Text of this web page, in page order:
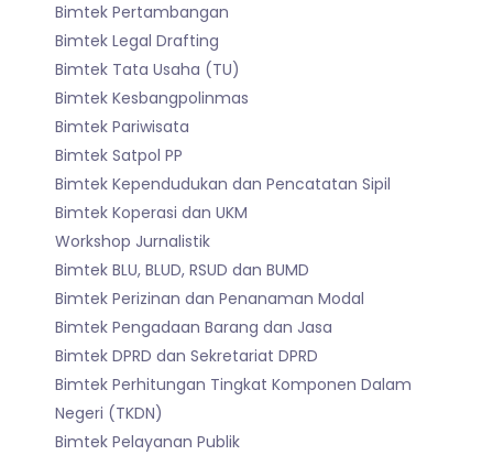
Bimtek Pertambangan
Bimtek Legal Drafting
Bimtek Tata Usaha (TU)
Bimtek Kesbangpolinmas
Bimtek Pariwisata
Bimtek Satpol PP
Bimtek Kependudukan dan Pencatatan Sipil
Bimtek Koperasi dan UKM
Workshop Jurnalistik
Bimtek BLU, BLUD, RSUD dan BUMD
Bimtek Perizinan dan Penanaman Modal
Bimtek Pengadaan Barang dan Jasa
Bimtek DPRD dan Sekretariat DPRD
Bimtek Perhitungan Tingkat Komponen Dalam
Negeri (TKDN)
Bimtek Pelayanan Publik